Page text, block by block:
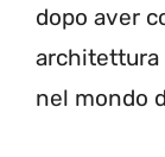
dopo aver
architettura
nel mondo